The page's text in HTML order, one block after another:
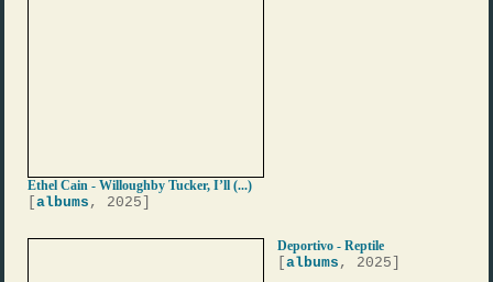
Ethel Cain - Willoughby Tucker, I’ll (...)
[albums , 2025]
Deportivo - Reptile
[albums , 2025]